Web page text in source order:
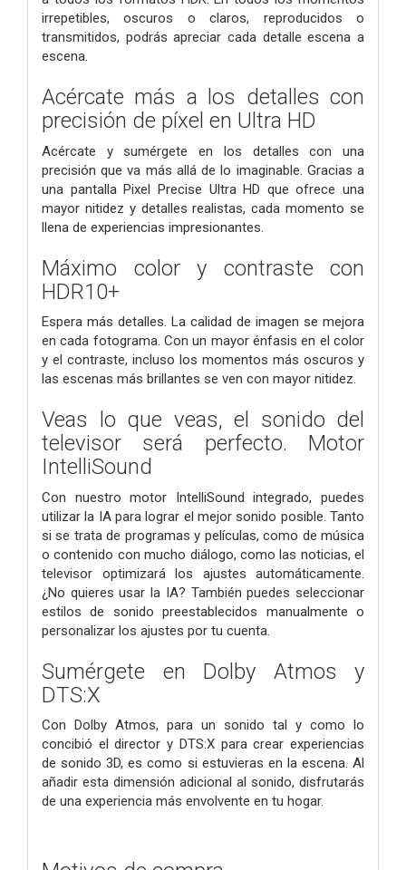
irrepetibles, oscuros o claros, reproducidos o
transmitidos, podrás apreciar cada detalle escena a
escena.
Acércate más a los detalles con
precisión de píxel en Ultra HD
Acércate y sumérgete en los detalles con una
precisión que va más allá de lo imaginable. Gracias a
una pantalla Pixel Precise Ultra HD que ofrece una
mayor nitidez y detalles realistas, cada momento se
llena de experiencias impresionantes.
Máximo color y contraste con
HDR10+
Espera más detalles. La calidad de imagen se mejora
en cada fotograma. Con un mayor énfasis en el color
y el contraste, incluso los momentos más oscuros y
las escenas más brillantes se ven con mayor nitidez.
Veas lo que veas, el sonido del
televisor será perfecto. Motor
IntelliSound
Con nuestro motor IntelliSound integrado, puedes
utilizar la IA para lograr el mejor sonido posible. Tanto
si se trata de programas y películas, como de música
o contenido con mucho diálogo, como las noticias, el
televisor optimizará los ajustes automáticamente.
¿No quieres usar la IA? También puedes seleccionar
estilos de sonido preestablecidos manualmente o
personalizar los ajustes por tu cuenta.
Sumérgete en Dolby Atmos y
DTS:X
Con Dolby Atmos, para un sonido tal y como lo
concibió el director y DTS:X para crear experiencias
de sonido 3D, es como si estuvieras en la escena. Al
añadir esta dimensión adicional al sonido, disfrutarás
de una experiencia más envolvente en tu hogar.